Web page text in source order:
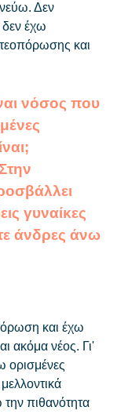
Δεν
έχω
και
νόσος που
γυναίκες
άνδρες άνω
και έχω
ακόμα νέος. Γι'
ορισμένες
πιθανότητα